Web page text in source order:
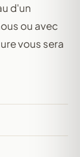
d'un
ou avec
vous sera